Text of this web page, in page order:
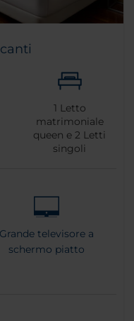
1 Letto
matrimoniale
queen e2 Letti
singoli
Grande televisore a
schermo piatto